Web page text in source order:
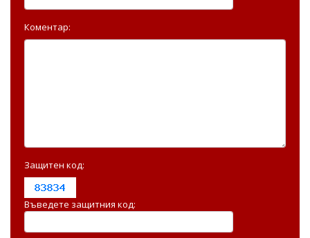
Коментар:
Защитен код:
Въведете защитния код: